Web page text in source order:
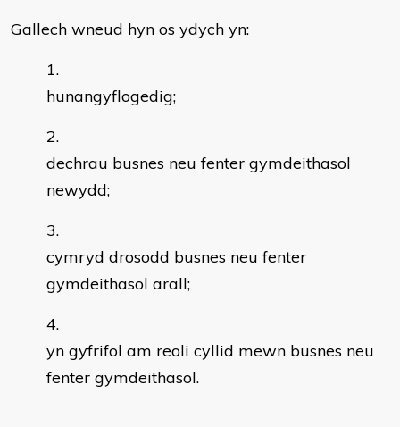
Gallech wneud hyn os ydych yn:
hunangyflogedig;
dechrau busnes neu fenter gymdeithasol
newydd;
cymryd drosodd busnes neu fenter
gymdeithasol arall;
yn gyfrifol am reoli cyllid mewn busnes neu
fenter gymdeithasol.